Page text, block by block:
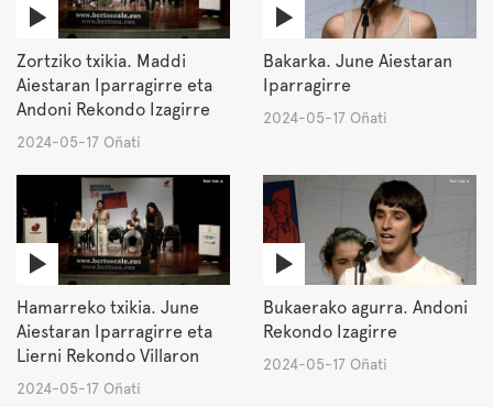
Zortziko txikia. Maddi
Aiestaran Iparragirre eta
Andoni Rekondo Izagirre
2024-05-17 Oñati
Bakarka. June Aiestaran
Iparragirre
2024-05-17 Oñati
Hamarreko txikia. June
Aiestaran Iparragirre eta
Lierni Rekondo Villaron
2024-05-17 Oñati
Bukaerako agurra. Andoni
Rekondo Izagirre
2024-05-17 Oñati